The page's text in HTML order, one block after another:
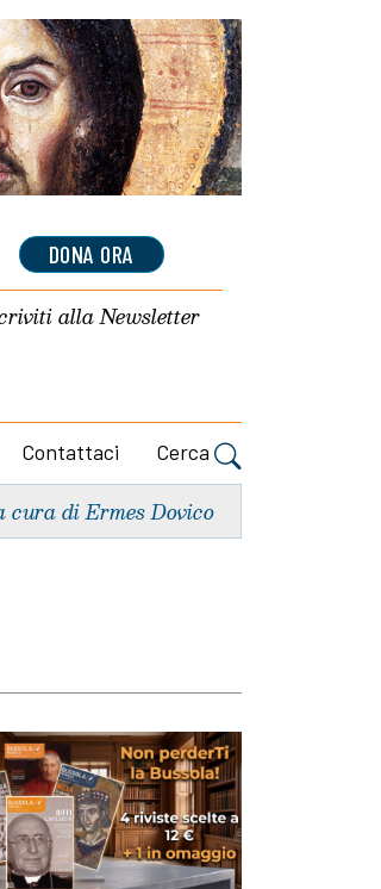
DONA ORA
allaNewsletter
Contattaci Cerca
cura di Ermes Dovico